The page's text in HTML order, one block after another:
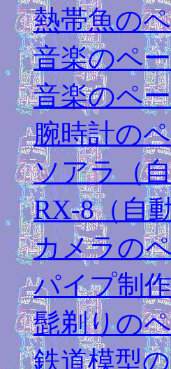
熱帯魚の
音楽のペ
音楽のペ
腕時計の
ソアラ（
RX-8（自
カメラの
パイプ制
髭剃りの
鉄道模型